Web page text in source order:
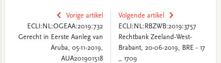
Vorige artikel
ECLI:NL:OGEAA:2019:732
Gerecht in Eerste Aanleg van
Aruba, 05-11-2019,
AUA201901518
Volgende artikel
ECLI:NL:RBZWB:2019:3757
Rechtbank Zeeland-West-
Brabant, 20-06-2019, BRE - 17
_ 1709